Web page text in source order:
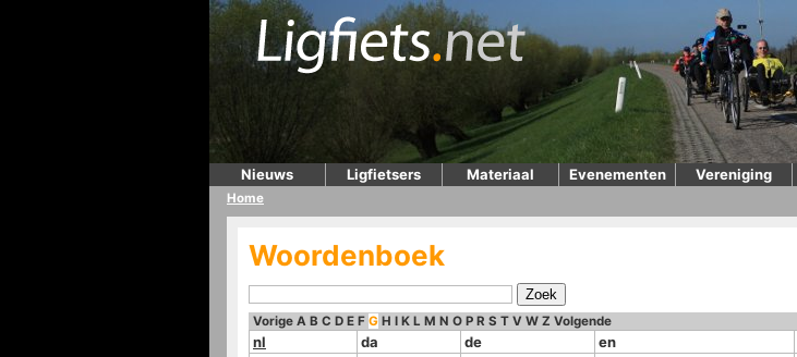
Nieuws Ligfietsers Materiaal Evenementen Vereniging
Home
Woordenboek
Vorige A B C D E F G H I K L M N O P R S T V W Z Volgende
nl da de en